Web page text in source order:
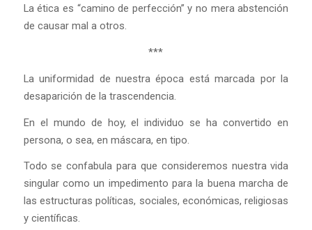
La ética es “camino de perfección” y no mera abstención
de causar mal a otros.
***
La uniformidad de nuestra época está marcada por la
desaparición de la trascendencia.
En el mundo de hoy, el individuo se ha convertido en
persona, o sea, en máscara, en tipo.
Todo se confabula para que consideremos nuestra vida
singular como un impedimento para la buena marcha de
las estructuras políticas, sociales, económicas, religiosas
y científicas.